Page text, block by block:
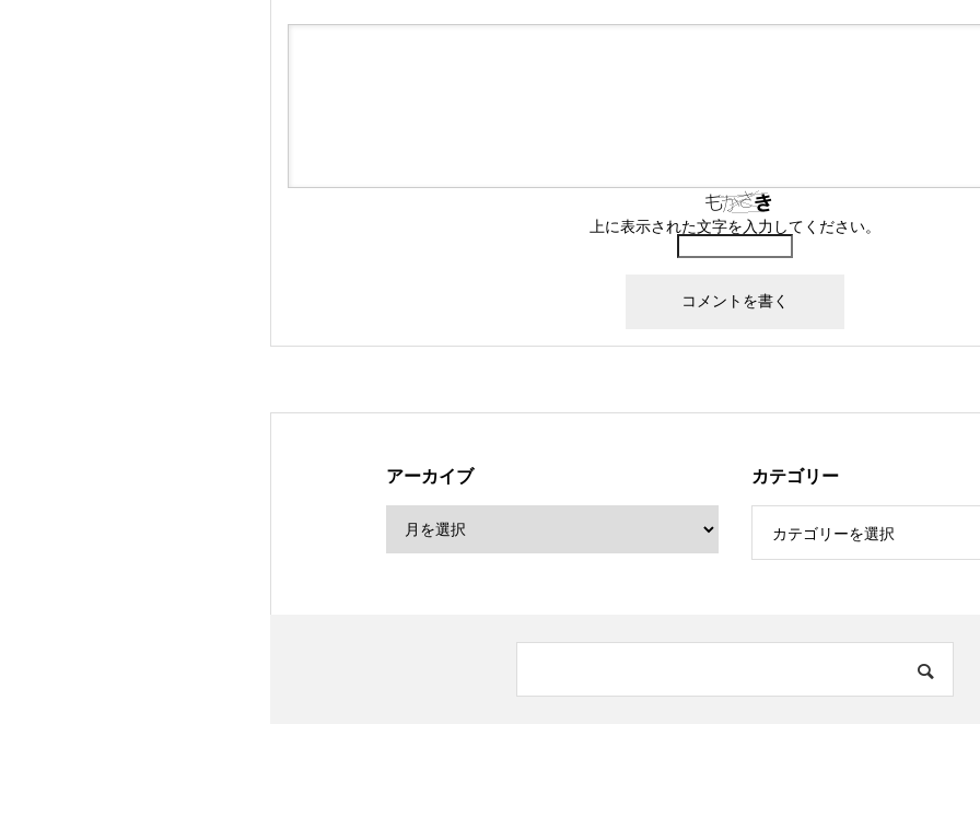
上に表示された文字を入力してください。
アーカイブ カテゴリー
カテゴリーを選択